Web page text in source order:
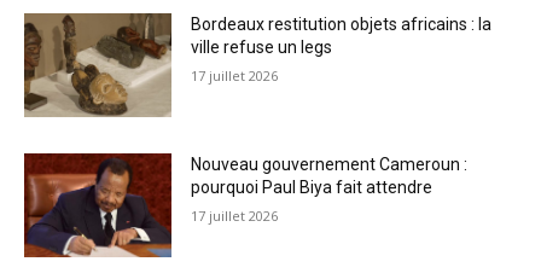
Bordeaux restitution objets africains : la
ville refuse un legs
17 juillet 2026
Nouveau gouvernement Cameroun :
pourquoi Paul Biya fait attendre
17 juillet 2026